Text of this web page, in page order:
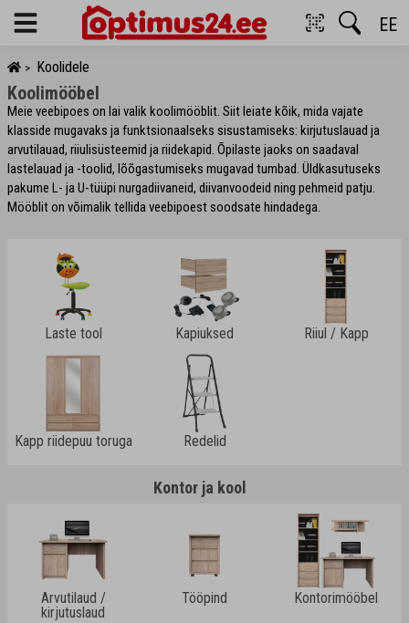
Menu EE
> Koolidele
Koolimööbel
Meie veebipoes on lai valik koolimööblit. Siit leiate kõik, mida vajate
klasside mugavaks ja funktsionaalseks sisustamiseks: kirjutuslauad ja
arvutilauad, riiulisüsteemid ja riidekapid. Õpilaste jaoks on saadaval
lastelauad ja -toolid, lõõgastumiseks mugavad tumbad. Üldkasutuseks
pakume L- ja U-tüüpi nurgadiivaneid, diivanvoodeid ning pehmeid patju.
Mööblit on võimalik tellida veebipoest soodsate hindadega.
Laste tool Kapiuksed Riiul / Kapp
Kapp riidepuu toruga Redelid
Kontor ja kool
Arvutilaud /
kirjutuslaud
Tööpind Kontorimööbel